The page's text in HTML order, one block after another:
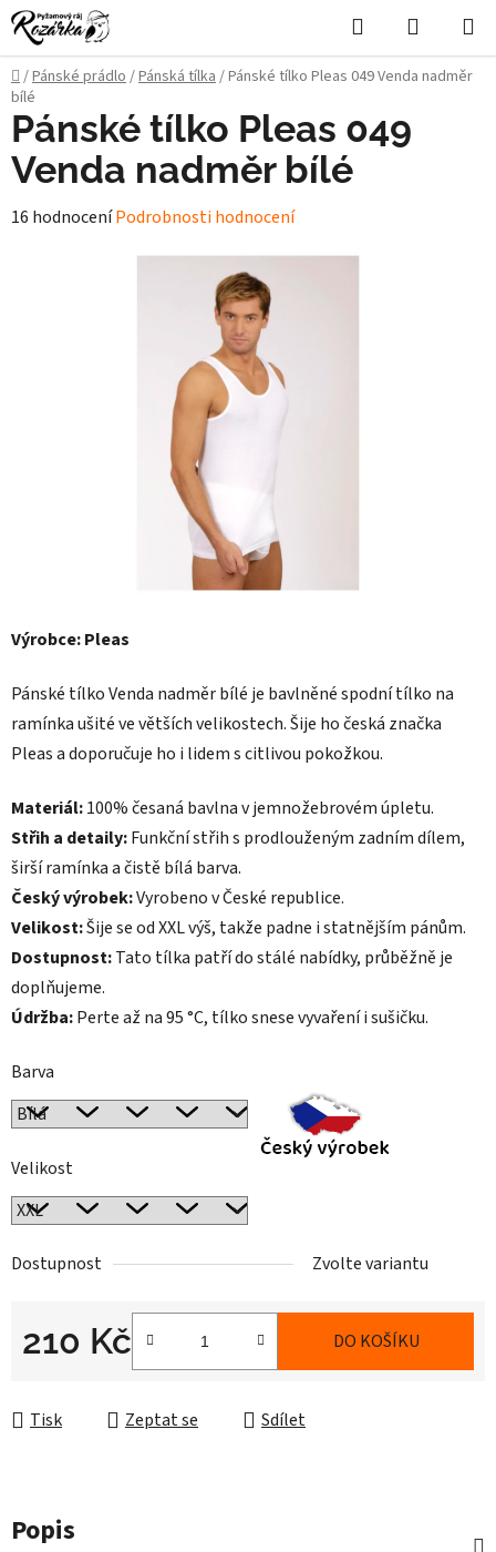
Přejít
na
obsah
Hledat
KOŠÍK
Domů
/Pánské prádlo/Pánská tílka/Pánské tílko Pleas 049 Venda nadměr
bílé
Výrobce: Pleas
Pánské tílko Venda nadměr bílé je bavlněné spodní tílko na
ramínka ušité ve větších velikostech. Šije ho česká značka
Pleas a doporučuje ho i lidem s citlivou pokožkou.
Materiál:100% česaná bavlna v jemnožebrovém úpletu.
Střih a detaily:Funkční střih s prodlouženým zadním dílem,
širší ramínka a čistě bílá barva.
Český výrobek:Vyrobeno v České republice.
Velikost:Šije se od XXL výš, takže padne i statnějším pánům.
Dostupnost:Tato tílka patří do stálé nabídky, průběžně je
doplňujeme.
Údržba:Perte až na 95 °C, tílko snese vyvaření i sušičku.
Barva
Velikost
Dostupnost Zvolte variantu
210 Kč DO KOŠÍKU
Tisk Zeptat se Sdílet
Pánské tílko Pleas 049
Venda nadměr bílé
Průměrné
16 hodnoceníPodrobnosti hodnocení
Popis